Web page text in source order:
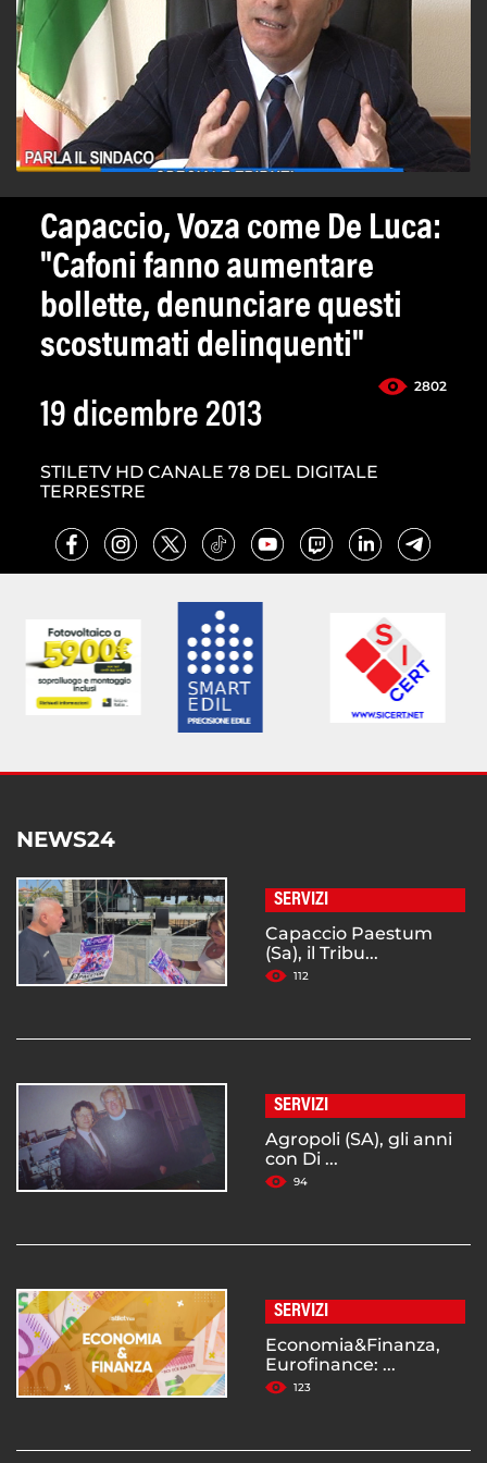
Capaccio, Voza come De Luca:
"Cafoni fanno aumentare
bollette, denunciare questi
scostumati delinquenti"
2802
19 dicembre 2013
STILETV HD CANALE 78 DEL DIGITALE
TERRESTRE
NEWS24
SERVIZI
Capaccio Paestum
(Sa), il Tribu...
112
SERVIZI
Agropoli (SA), gli anni
con Di ...
94
SERVIZI
Economia&Finanza,
Eurofinance: ...
123